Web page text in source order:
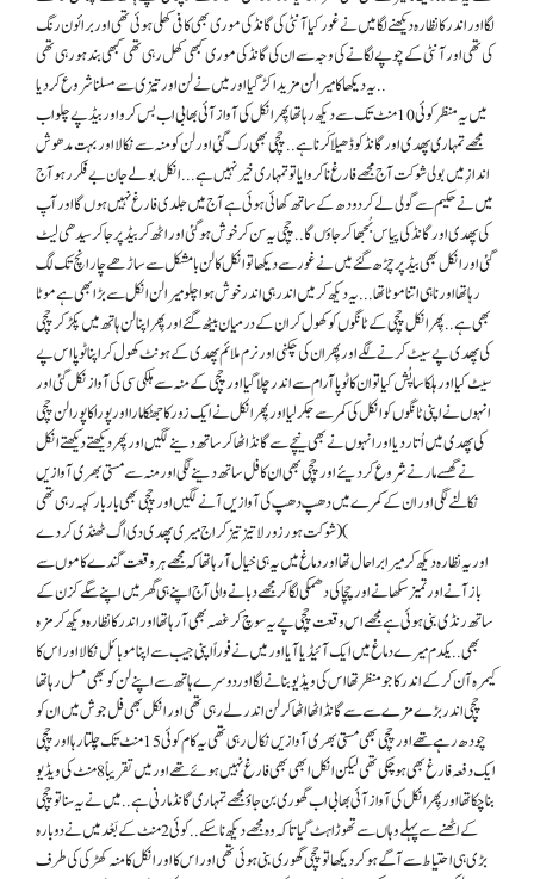
لگا اور اندر کا نظارہ دیکھنے لگا میں نے غور کیا آنٹی کی گانڈ کی موری بھی کافی کھلی ہوئی تھی اور برائون رنگ
کی تھی اور آنٹی کے چو پے لگانے کی وجہ سے ان کی گانڈ کی موری کبھی کھل رہی تھی کبھی بند ہو رہی تھی
یہ دیکھا کا میرا لن مزید اکڑ گیا اور میں نے لن اور تیزی سے مسلنا شروع کر دیا..
میں یہ منظر کوئی 10 منٹ تک سے دیکھ رہا تھا پِھر انکل کی آواز آئی بھابی اب بس کرو اور بیڈ پے چلو اب
مجھے تمہاری پھدی اور گانڈ کو ڈھیلا کَرنا ہے . . چچی بھی رک گئی اور لن کو منہ سے نکالا اور بہت مدھوش
اندازِ میں بولی شوکت آج مجھے فارغ نا کروایا تو تمہاری خیر نہیں ہے . . . انکل بولے جان بے فکر رہو آج
میں نے حکیم سے گولی لے کر دودھ کے ساتھ کھائی ہوئی ہے آج میں جلدی فارغ نہیں ہوں گا اور آپ
کی پھدی اور گانڈ کی پیاس بُجھا کر جاؤں گا . . چچی یہ سن کر خوش ہو گئی اور اٹھ کر بیڈ پر جا کر سیدھی لیٹ
گئی اور انکل بھی بیڈ پر چڑھ گئے میں نے غور سے دیکھا تو انکل کا لن با مشکل سے ساڑھے چا ر انچ تک لگ
رہا تھا اور نا ہی اتنا موٹا تھا . . . یہ دیکھ کر میں اندر ہی اندر خوش ہوا چلو میرا لن انکل سے بڑا بھی ہے موٹا
بھی ہے . . پِھر انکل چچی کے ٹانگوں کو کھول کر ان کے درمیان بیٹھ گئے اور پِھر اپنا لن ہاتھ میں پکڑ کر چچی
کی پھدی پے سیٹ کرنے لگے اور پِھر ان کی چکنی اور نرم ملائم پھدی کے ہونٹ کھول کر اپنا ٹوپا اس پے
سیٹ کیا اور ہلکا سا پُش کیا تو ان کا ٹوپا آرام سے اندر چلا گیا اور چچی کے منہ سے ہلکی سی کی آواز نکل گئی اور
انہوں نے اپنی ٹانگوں کو انکل کی کمر سے جکر لیا اور پِھر انکل نے ایک زور کا جھٹکا مارا اور پورا کا پورا لن چچی
کی پھدی میں اُتار دیا اور انہوں نے بھی نیچے سے گانڈ اٹھا کر ساتھ دینے لگیں اور پِھر دیکھتے دیکھتے انکل
نے گھسے مارنے شروع کر دیئے اور چچی بھی ان کا فل ساتھ دینے لگی اور منہ سے مستی بھری آوازیں
نکالنے لگی اور ان کے کمرے میں د ھپ د ھپ کی آوازیں آنے لگیں اور چچی بھی باربار کہہ رہی تھی
(شوکت ہور زور لا تیز تیز کر اج میری پھدی دی اگ ٹھنڈی کر دے(
اور یہ نظارہ دیکھ کر میرا برا حال تھا اور دماغ میں یہ ہی خیال آ رہا تھا کہ مجھے ہر وقعت گندے کاموں سے
باز آنے اور تمیز سکھانے اور چچا کی دھمکی لگا کر مجھے دبانے والی آج اپنے ہی گھر میں اپنے سگے کزن کے
ساتھ رنڈی بنی ہوئی ہے مجھے اس وقعت چچی پے یہ سوچ کرغصہ بھی آ رہا تھا اور اندر کا نظارہ دیکھ کر مزہ
بھی . . یکدم میرے دماغ میں ایک آئیڈیا آیا اور میں نے فوراً اپنی جیب سے اپنا موبائل نکالا اور اس کا
کیمرہ آن کر کے اندر کا جو منظر تھا اس کی ویڈیو بنانے لگا اوردوسرے ہاتھ سے اپنے لن کو بھی مسل رہا تھا
چچی اندر بڑے مزے سے سے گانڈ اٹھا اٹھا کر لن اندر لے رہی تھی اور انکل بھی فل جوش میں ان کو
چودھ رہے تھے اور چچی بھی مستی بھری آوازیں نکال رہی تھی یہ کام کوئی 15 منٹ تک چلتا رہا اور چچی
ایک دفعہ فارغ بھی ہو چکی تھی لیکن انکل ابھی بھی فارغ نہیں ہوئے تھے اور میں تقریباً 8 منٹ کی ویڈیو
بنا چکا تھا اور پِھر انکل کی آواز آئی بھابی اب گھوری بن جاؤ مجھے تمہاری گانڈ مارنی ہے . . میں نے یہ سنا تو چچی
کے اٹھنے سے پہلے وہاں سے تھوڑا ہٹ گیا تا کہ وہ مجھے دیکھ نا سکے . . کوئی 2 منٹ کے بَعْد میں نے دوبارہ
بڑی ہی احتیاط سے آگے ہو کر دیکھا تو چچی گھوری بنی ہوئی تھی اور اس کا اور انکل کا منہ کھڑکی کی طرف